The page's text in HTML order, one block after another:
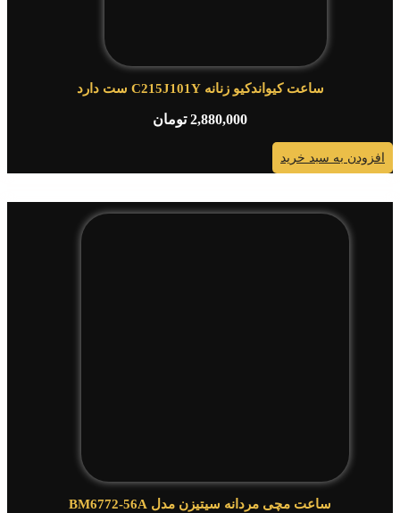
ساعت کیواندکیو زنانه C215J101Y ست دارد
2,880,000 تومان
افزودن به سبد خرید
ساعت مچی مردانه سیتیزن مدل BM6772-56A